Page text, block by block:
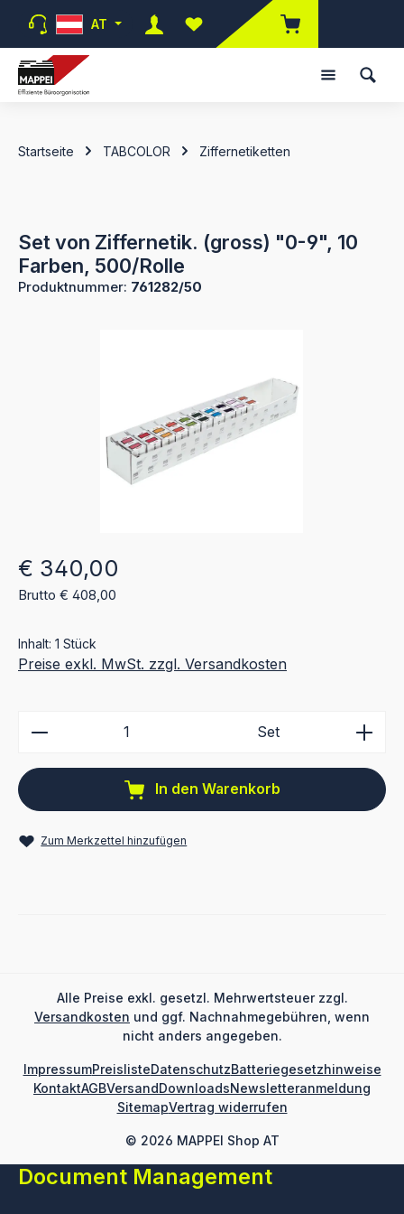
Zum Hauptinhalt springen
AT
Du hast 0 Produkte auf dem
Startseite TABCOLOR Ziffernetiketten
Set von Ziffernetik. (gross) "0-9", 10
Farben, 500/Rolle
Produktnummer: 761282/50
Regulärer Preis:
€ 340,00
Brutto € 408,00
Inhalt: 1 Stück
Preise exkl. MwSt. zzgl. Versandkosten
Produkt Anzahl: Gib den gewünschten Wert ein
Set
In den Warenkorb
Zum Merkzettel hinzufügen
Alle Preise exkl. gesetzl. Mehrwertsteuer zzgl.
Versandkosten und ggf. Nachnahmegebühren, wenn
nicht anders angegeben.
© 2026 MAPPEI Shop AT
ImpressumPreislisteDatenschutzBatteriegesetzhinweise
KontaktAGBVersandDownloadsNewsletteranmeldung
SitemapVertrag widerrufen
Document Management